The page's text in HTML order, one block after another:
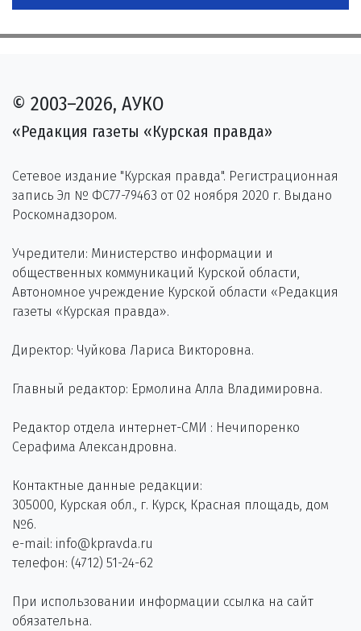
© 2003–2026, АУКО
«Редакция газеты «Курская правда»
Сетевое издание "Курская правда". Регистрационная
запись Эл № ФС77-79463 от 02 ноября 2020 г. Выдано
Роскомнадзором.
Учредители: Министерство информации и
общественных коммуникаций Курской области,
Автономное учреждение Курской области «Редакция
газеты «Курская правда».
Директор: Чуйкова Лариса Викторовна.
Главный редактор: Ермолина Алла Владимировна.
Редактор отдела интернет-СМИ : Нечипоренко
Серафима Александровна.
Контактные данные редакции:
305000, Курская обл., г. Курск, Красная площадь, дом
№6.
e-mail: info@kpravda.ru
телефон: (4712) 51-24-62
При использовании информации ссылка на сайт
обязательна.